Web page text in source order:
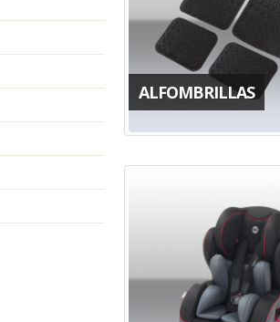
ALFOMBRILLAS